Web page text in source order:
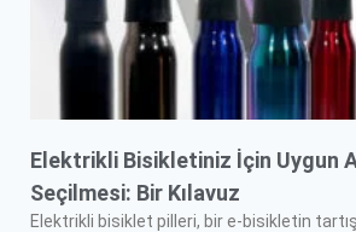
Elektrikli Bisikletiniz İçin Uygun
Seçilmesi: Bir Kılavuz
Elektrikli bisiklet pilleri, bir e-bisikletin